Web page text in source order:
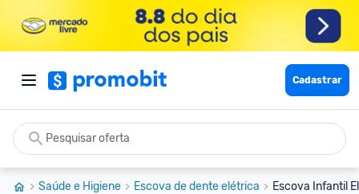
Cadastrar
Saúde e Higiene Escova de dente elétrica Escova Infantil